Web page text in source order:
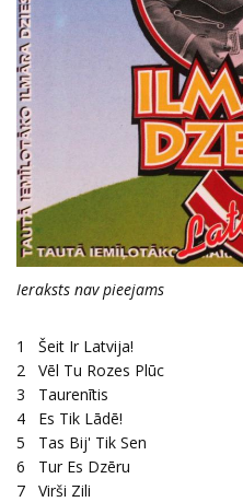
Ieraksts nav pieejams
1
Šeit Ir Latvija!
2
Vēl Tu Rozes Plūc
3
Taurenītis
4
Es Tik Lādē!
5
Tas Bij' Tik Sen
6
Tur Es Dzēru
7
Virši Zili